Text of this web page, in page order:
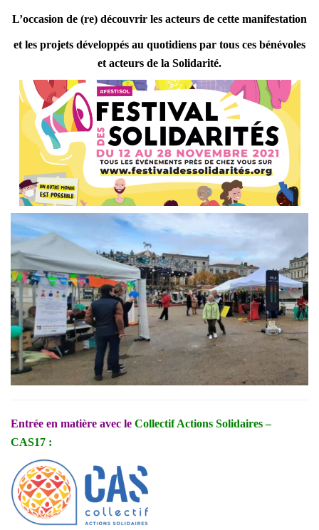
L’occasion de (re) découvrir les acteurs de cette manifestation
et les projets développés au quotidiens par tous ces bénévoles
et acteurs de la Solidarité.
Entrée en matière avec le Collectif Actions Solidaires –
CAS17 :